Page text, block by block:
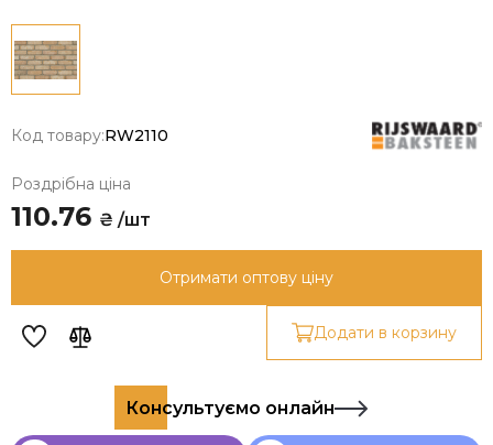
Код товару:RW2110
Роздрібна ціна
110.76 ₴ /шт
Отримати оптову ціну
Додати в корзину
Консультуємо онлайн